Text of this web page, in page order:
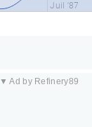
Juil '87
▼ Ad by Refinery89